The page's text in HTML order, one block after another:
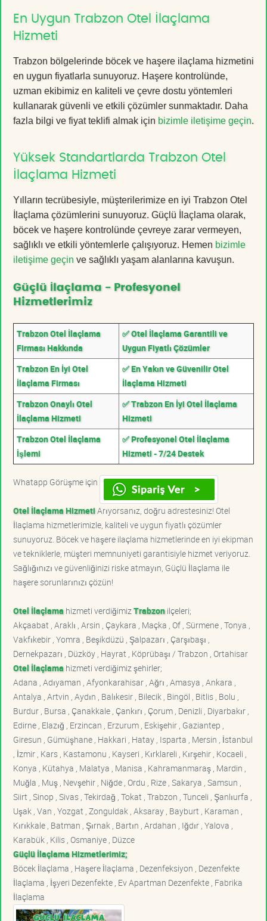
En Uygun Trabzon Otel İlaçlama
Hizmeti
Trabzon bölgelerinde böcek ve haşere ilaçlama hizmetini
en uygun fiyatlarla sunuyoruz. Haşere kontrolünde,
uzman ekibimiz en kaliteli ve çevre dostu yöntemleri
kullanarak güvenli ve etkili çözümler sunmaktadır. Daha
fazla bilgi ve fiyat teklifi almak için bizimle iletişime geçin.
Yüksek Standartlarda Trabzon Otel
İlaçlama Hizmeti
Yılların tecrübesiyle, müşterilerimize en iyi Trabzon Otel
İlaçlama çözümlerini sunuyoruz. Güçlü İlaçlama olarak,
böcek ve haşere kontrolünde çevreye zarar vermeyen,
sağlıklı ve etkili yöntemlerle çalışıyoruz. Hemen bizimle
iletişime geçin ve sağlıklı yaşam alanlarına kavuşun.
Güçlü İlaçlama - Profesyonel
Hizmetlerimiz
Trabzon Otel İlaçlama
Firması Hakkında
✅ Otel İlaçlama Garantili ve
Uygun Fiyatlı Çözümler
Trabzon En İyi Otel
İlaçlama Firması
✅ En Yakın ve Güvenilir Otel
İlaçlama Hizmeti
Trabzon Onaylı Otel
İlaçlama Hizmeti
✅ Trabzon En İyi Otel İlaçlama
Hizmeti
Trabzon Otel İlaçlama
İşlemi
✅ Profesyonel Otel İlaçlama
Hizmeti - 7/24 Destek
Whatapp Görüşme için
Otel İlaçlama HizmetiArıyorsanız, doğru adrestesiniz! Otel
İlaçlama hizmetlerimizle, kaliteli ve uygun fiyatlı çözümler
sunuyoruz. Böcek ve haşere ilaçlama hizmetlerinde en iyi ekipman
ve tekniklerle, müşteri memnuniyeti garantisiyle hizmet veriyoruz.
Sağlığınızı ve güvenliğinizi riske atmayın, Güçlü İlaçlama ile
haşere sorunlarınızı çözün!
Otel İlaçlama hizmeti verdiğimiz Trabzonilçeleri;
Akçaabat , Araklı , Arsin , Çaykara , Maçka , Of , Sürmene , Tonya ,
Vakfıkebir , Yomra , Beşikdüzü , Şalpazarı , Çarşıbaşı ,
Dernekpazarı , Düzköy , Hayrat , Köprübaşı / Trabzon , Ortahisar
Otel İlaçlama hizmeti verdiğimiz şehirler;
Adana , Adıyaman , Afyonkarahisar , Ağrı , Amasya , Ankara ,
Antalya , Artvin , Aydın , Balıkesir , Bilecik , Bingöl , Bitlis , Bolu ,
Burdur , Bursa , Çanakkale , Çankırı , Çorum , Denizli , Diyarbakır ,
Edirne , Elazığ , Erzincan , Erzurum , Eskişehir , Gaziantep ,
Giresun , Gümüşhane , Hakkari , Hatay , Isparta , Mersin , İstanbul
, İzmir , Kars , Kastamonu , Kayseri , Kırklareli , Kırşehir , Kocaeli ,
Konya , Kütahya , Malatya , Manisa , Kahramanmaraş , Mardin ,
Muğla , Muş , Nevşehir , Niğde , Ordu , Rize , Sakarya , Samsun ,
Siirt , Sinop , Sivas , Tekirdağ , Tokat , Trabzon , Tunceli , Şanlıurfa ,
Uşak , Van , Yozgat , Zonguldak , Aksaray , Bayburt , Karaman ,
Kırıkkale , Batman , Şırnak , Bartın , Ardahan , Iğdır , Yalova ,
Karabük , Kilis , Osmaniye , Düzce
Güçlü İlaçlama Hizmetlerimiz;
Böcek İlaçlama , Haşere İlaçlama , Dezenfeksiyon , Dezenfekte
İlaçlama , İşyeri Dezenfekte , Ev Apartman Dezenfekte , Fabrika
İlaçlama